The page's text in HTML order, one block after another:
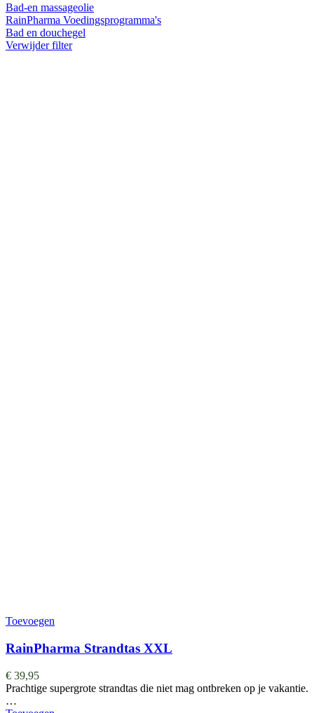
Bad-en massageolie
RainPharma Voedingsprogramma's
Bad en douchegel
Verwijder filter
Toevoegen
RainPharma Strandtas XXL
€ 39,95
Prachtige supergrote strandtas die niet mag ontbreken op je vakantie.
…